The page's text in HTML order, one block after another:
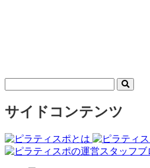
サイドコンテンツ